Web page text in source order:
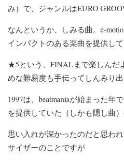
み）で、ジャンルはEURO
なんというか、しみる曲。e-
インパクトのある楽曲を提供して
★5という、FINALまで楽しんだ
めな難易度も手伝ってしんみり出
1997は、beatmaniaが始まった年
を提供していた（しかも隠し曲
思い入れが深かったのだと思わ
サイザーのことですが